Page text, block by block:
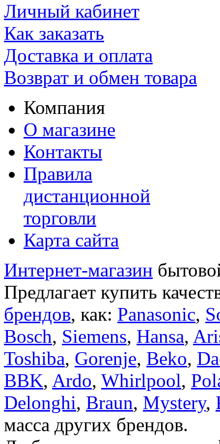
Личный кабинет
Как заказать
Доставка и оплата
Возврат и обмен товара
Компания
О магазине
Контакты
Правила
дистанционной
торговли
Карта сайта
Интернет-магазин
Предлагает купить
брендов, как: Panasonic,
Bosch, Siemens, Hansa,
Toshiba, Gorenje, Beko,
BBK, Ardo, Whirlpool,
Delonghi, Braun, Mystery,
масса других брендов.